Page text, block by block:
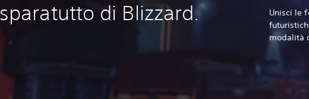
sparatutto di Blizzard.
Unisci le
modalità